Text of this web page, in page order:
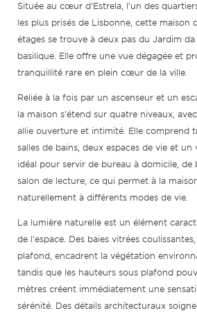
Située au cœur d’Estrela, l’un des
les plus prisés de Lisbonne, cette maison
étages se trouve à deux pas du Jardim
basilique. Elle offre une vue dégagée et
tranquillité rare en plein cœur de la ville.
Reliée à la fois par un ascenseur et un
la maison s'étend sur quatre niveaux,
allie ouverture et intimité. Elle comprend
salles de bains, deux espaces de vie et un
idéal pour servir de bureau à domicile,
salon de lecture, ce qui permet à la
naturellement à différents modes de vie.
La lumière naturelle est un élément
de l'espace. Des baies vitrées
plafond, encadrent la végétation
tandis que les hauteurs sous plafond
mètres créent immédiatement une
sérénité. Des détails architecturaux